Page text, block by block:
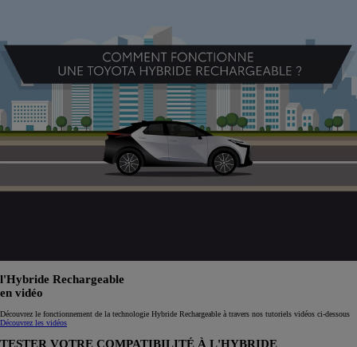
l'Hybride Rechargeable
en vidéo
Découvrez le fonctionnement de la technologie Hybride Rechargeable à travers nos tutoriels vidéos ci-dessous
Découvrez les vidéos
TESTER VOTRE COMPATIBILITÉ À L'HYBRIDE